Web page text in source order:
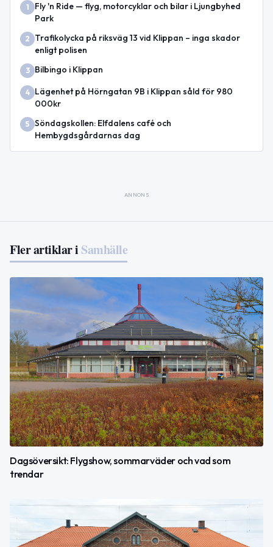
1
Fly 'n Ride — flyg, motorcyklar och bilar i Ljungbyhed
Park
2
Trafikolycka på riksväg 13 vid Klippan – inga skador
enligt polisen
3 Bilbingo i Klippan
4
Lägenhet på Hörngatan 9B i Klippan såld för 980
000kr
5 Söndagskollen: Elfdalens café och
Hembygdsgårdarnas dag
ANNONS
Fler artiklar i Samhälle
Dagsöversikt: Flygshow, sommarväder och vad som
trendar